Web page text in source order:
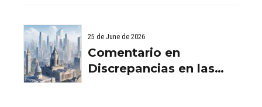
Viviendas: Lo Que
Debes Saber por
empresa de desatascos
25 de June de 2026
Comentario en
Discrepancias en las